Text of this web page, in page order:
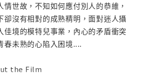
情世故，不知如何應付別人的恭維，
卻沒有相對的成熟精明，面對迷人攝
佳境的模特兒事業，內心的矛盾衝突
春未熟的心陷入困境‥‥
the Film